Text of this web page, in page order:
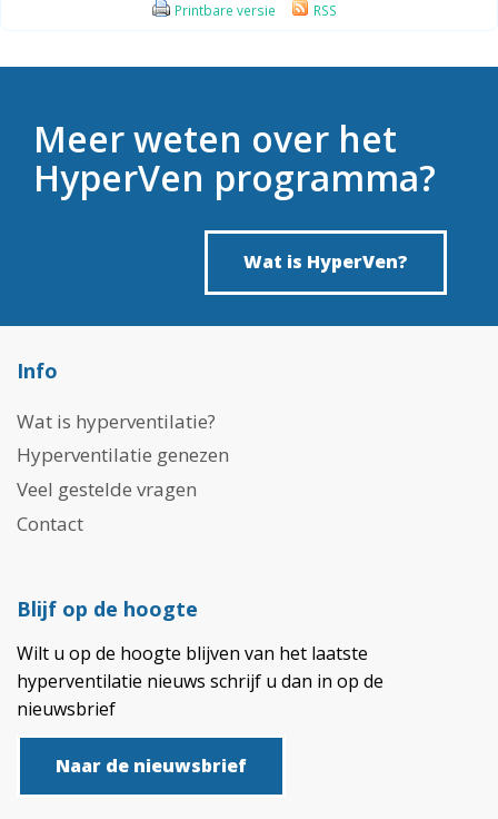
Printbare versie RSS
Meer weten over het
HyperVen programma?
Wat is HyperVen?
Info
Wat is hyperventilatie?
Hyperventilatie genezen
Veel gestelde vragen
Contact
Blijf op de hoogte
Wilt u op de hoogte blijven van het laatste
hyperventilatie nieuws schrijf u dan in op de
nieuwsbrief
Naar de nieuwsbrief